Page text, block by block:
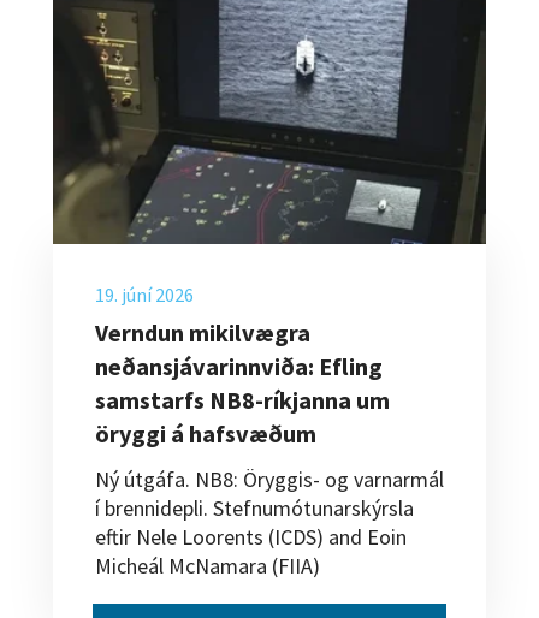
19. júní 2026
Verndun mikilvægra
neðansjávarinnviða: Efling
samstarfs NB8-ríkjanna um
öryggi á hafsvæðum
Ný útgáfa. NB8: Öryggis- og varnarmál
í brennidepli. Stefnumótunarskýrsla
eftir Nele Loorents (ICDS) and Eoin
Micheál McNamara (FIIA)